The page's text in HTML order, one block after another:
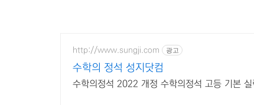
http://www.sungji.com 광고
수학의 정석 성지닷컴
수학의정석 2022 개정 수학의정석 고등 기본